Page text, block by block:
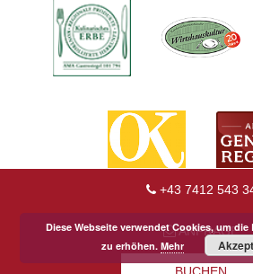
+43 7412 543
ANFRAGE
Diese Webseite verwendet Cookies, um
zu erhöhen. Mehr